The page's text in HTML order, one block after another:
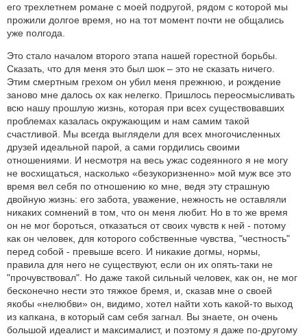
его трехлетнем романе с моей подругой, рядом с которой мы
прожили долгое время, но на тот момент почти не общались
уже полгода.
Это стало началом второго этапа нашей горестной борьбы.
Сказать, что для меня это был шок – это не сказать ничего.
Этим смертным грехом он убил меня прежнюю, и рождение
заново мне далось ох как нелегко. Пришлось переосмысливать
всю нашу прошлую жизнь, которая при всех существовавших
проблемах казалась окружающим и нам самим такой
счастливой. Мы всегда выглядели для всех многочисленных
друзей идеальной парой, а сами гордились своими
отношениями. И несмотря на весь ужас содеянного я не могу
не восхищаться, насколько «безукоризненно» мой муж все это
время вел себя по отношению ко мне, ведя эту страшную
двойную жизнь: его забота, уважение, нежность не оставляли
никаких сомнений в том, что он меня любит. Но в то же время
он не мог бороться, отказаться от своих чувств к ней - потому
как он человек, для которого собственные чувства, "честность"
перед собой - превыше всего. И никакие догмы, нормы,
правила для него не существуют, если он их опять-таки не
"прочувствовал". Но даже такой сильный человек, как он, не мог
бесконечно нести это тяжкое бремя, и, сказав мне о своей
якобы «нелюбви» он, видимо, хотел найти хоть какой-то выход
из капкана, в который сам себя загнал. Вы знаете, он очень
большой идеалист и максималист, и поэтому я даже по-другому